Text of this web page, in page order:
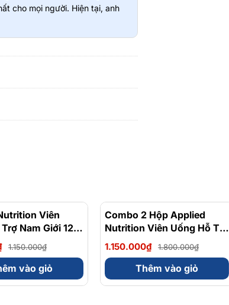
Máu Olympian Labs
hiệu quả sử dụng sản phẩm tùy
cho con bú nên tư vấn ý kiến
cho mọi người. Hiện tại, anh
- 48%
Viên
Nam Giới 120
Ngạch Anh
Chạy
1.150.000₫
vào giỏ
- 36%
Combo 2 Hộp Applied
Nutrition Viên Uống Hỗ Trợ
Nam Giới 120 viên
1.150.000₫ 1.800.000₫
Thêm vào giỏ